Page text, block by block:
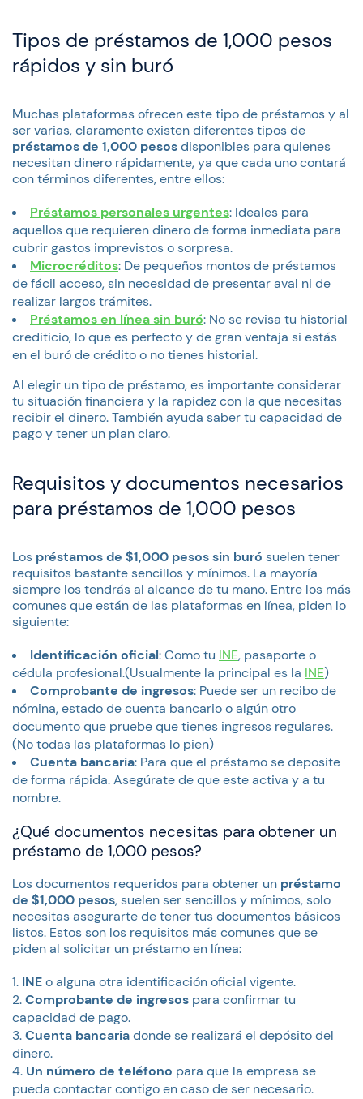
Tipos de préstamos de 1,000 pesos
rápidos y sin buró
Muchas plataformas ofrecen este tipo de préstamos y al
ser varias, claramente existen diferentes tipos de
préstamos de 1,000 pesosdisponibles para quienes
necesitan dinero rápidamente, ya que cada uno contará
con términos diferentes, entre ellos:
Préstamos personales urgentes: Ideales para
aquellos que requieren dinero de forma inmediata para
cubrir gastos imprevistos o sorpresa.
Microcréditos: De pequeños montos de préstamos
de fácil acceso, sin necesidad de presentar aval ni de
realizar largos trámites.
Préstamos en línea sin buró: No se revisa tu historial
crediticio, lo que es perfecto y de gran ventaja si estás
en el buró de crédito o no tienes historial.
Al elegir un tipo de préstamo, es importante considerar
tu situación financiera y la rapidez con la que necesitas
recibir el dinero. También ayuda saber tu capacidad de
pago y tener un plan claro.
Requisitos y documentos necesarios
para préstamos de 1,000 pesos
Los préstamos de $1,000 pesos sin buró suelen tener
requisitos bastante sencillos y mínimos. La mayoría
siempre los tendrás al alcance de tu mano. Entre los más
comunes que están de las plataformas en línea, piden lo
siguiente:
Identificación oficial: Como tu INE, pasaporte o
cédula profesional.(Usualmente la principal es la INE)
Comprobante de ingresos: Puede ser un recibo de
nómina, estado de cuenta bancario o algún otro
documento que pruebe que tienes ingresos regulares.
(No todas las plataformas lo pien)
Cuenta bancaria: Para que el préstamo se deposite
de forma rápida. Asegúrate de que este activa y a tu
nombre.
¿Qué documentos necesitas para obtener un
préstamo de 1,000 pesos?
Los documentos requeridos para obtener un préstamo
de $1,000 pesos, suelen ser sencillos y mínimos, solo
necesitas asegurarte de tener tus documentos básicos
listos. Estos son los requisitos más comunes que se
piden al solicitar un préstamo en línea:
INEo alguna otra identificación oficial vigente.
Comprobante de ingresos para confirmar tu
capacidad de pago.
Cuenta bancariadonde se realizará el depósito del
dinero.
Un número de teléfono para que la empresa se
pueda contactar contigo en caso de ser necesario.